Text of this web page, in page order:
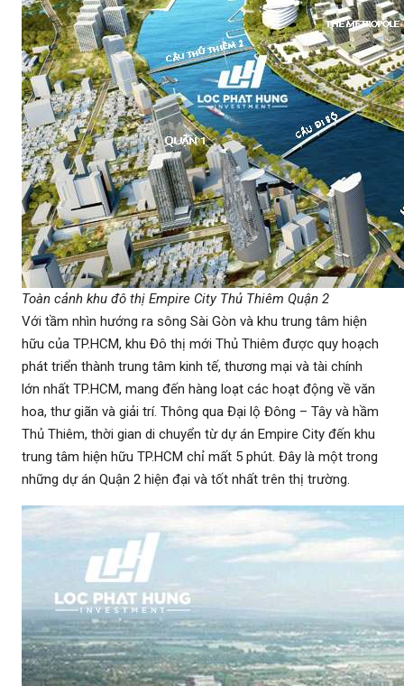
Toàn cảnh khu đô thị Empire City Thủ Thiêm Quận 2
Với tầm nhìn hướng ra sông Sài Gòn và khu trung tâm hiện
hữu của TP.HCM, khu Đô thị mới Thủ Thiêm được quy hoạch
phát triển thành trung tâm kinh tế, thương mại và tài chính
lớn nhất TP.HCM, mang đến hàng loạt các hoạt động về văn
hoa, thư giãn và giải trí. Thông qua Đại lộ Đông – Tây và hầm
Thủ Thiêm, thời gian di chuyển từ dự án Empire City đến khu
trung tâm hiện hữu TP.HCM chỉ mất 5 phút. Đây là một trong
những dự án Quận 2 hiện đại và tốt nhất trên thị trường.